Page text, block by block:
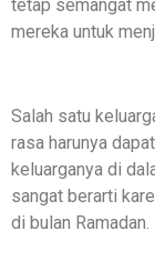
tetap semangat
mereka untuk
Salah satu
rasa harunya
keluarganya di
sangat berarti
di bulan Ramadan.